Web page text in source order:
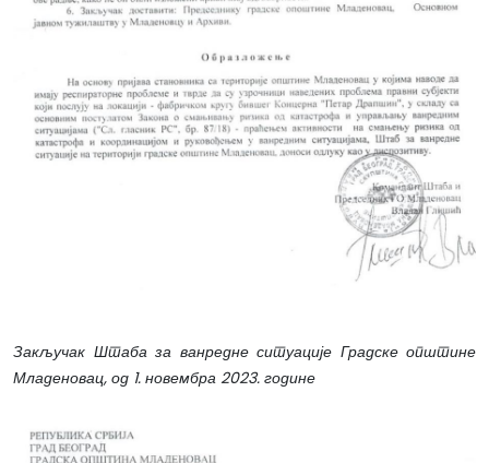
Закључак Штаба за ванредне ситуације Градске општине
Младеновац, од 1. новембра 2023. године